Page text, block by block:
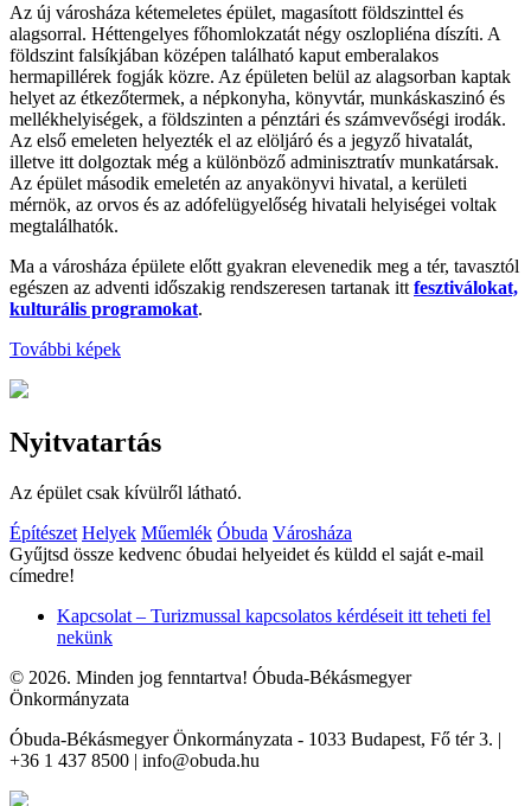
Az új városháza kétemeletes épület, magasított földszinttel és
alagsorral. Héttengelyes főhomlokzatát négy oszlopliéna díszíti. A
földszint falsíkjában középen található kaput emberalakos
hermapillérek fogják közre. Az épületen belül az alagsorban kaptak
helyet az étkezőtermek, a népkonyha, könyvtár, munkáskaszinó és
mellékhelyiségek, a földszinten a pénztári és számvevőségi irodák.
Az első emeleten helyezték el az elöljáró és a jegyző hivatalát,
illetve itt dolgoztak még a különböző adminisztratív munkatársak.
Az épület második emeletén az anyakönyvi hivatal, a kerületi
mérnök, az orvos és az adófelügyelőség hivatali helyiségei voltak
megtalálhatók.
Ma a városháza épülete előtt gyakran elevenedik meg a tér, tavasztól
egészen az adventi időszakig rendszeresen tartanak itt fesztiválokat,
kulturális programokat.
További képek
Nyitvatartás
Az épület csak kívülről látható.
Építészet Helyek Műemlék Óbuda Városháza
Gyűjtsd össze kedvenc óbudai helyeidet és küldd el saját e-mail
címedre!
Kapcsolat – Turizmussal kapcsolatos kérdéseit itt teheti fel
nekünk
© 2026. Minden jog fenntartva! Óbuda-Békásmegyer
Önkormányzata
Óbuda-Békásmegyer Önkormányzata - 1033 Budapest, Fő tér 3. |
+36 1 437 8500 | info@obuda.hu